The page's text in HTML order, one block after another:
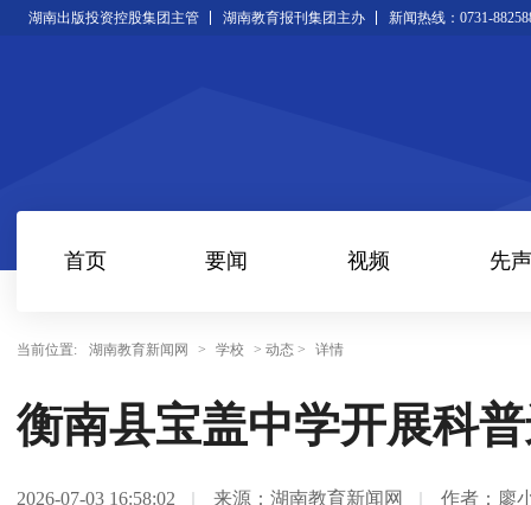
湖南出版投资控股集团主管 湖南教育报刊集团主办 新闻热线：0731-
首页 要闻 视频 先声
当前位置: 湖南教育新闻网 > 学校 > 动态 > 详情
衡南县宝盖中学开展科
2026-07-03 16:58:02 来源：湖南教育新闻网 作者：廖